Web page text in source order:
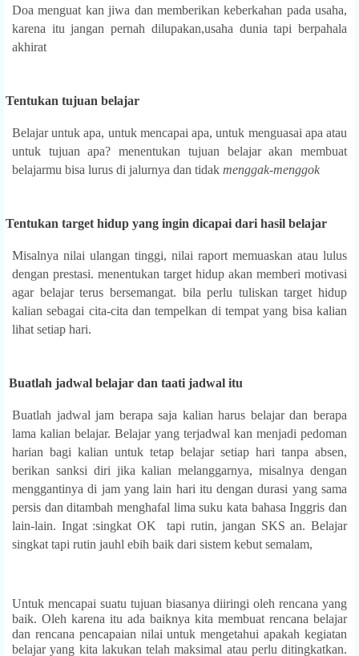
Doa menguat kan jiwa dan memberikan keberkahan pada usaha,
karena itu jangan pernah dilupakan,usaha dunia tapi berpahala
akhirat
Tentukan tujuan belajar
Belajar untuk apa, untuk mencapai apa, untuk menguasai apa atau
untuk tujuan apa? menentukan tujuan belajar akan membuat
belajarmu bisa lurus di jalurnya dan tidak menggak-menggok
Tentukan target hidup yang ingin dicapai dari hasil belajar
Misalnya nilai ulangan tinggi, nilai raport memuaskan atau lulus
dengan prestasi. menentukan target hidup akan memberi motivasi
agar belajar terus bersemangat. bila perlu tuliskan target hidup
kalian sebagai cita-cita dan tempelkan di tempat yang bisa kalian
lihat setiap hari.
Buatlah jadwal belajar dan taati jadwal itu
Buatlah jadwal jam berapa saja kalian harus belajar dan berapa
lama kalian belajar. Belajar yang terjadwal kan menjadi pedoman
harian bagi kalian untuk tetap belajar setiap hari tanpa absen,
berikan sanksi diri jika kalian melanggarnya, misalnya dengan
menggantinya di jam yang lain hari itu dengan durasi yang sama
persis dan ditambah menghafal lima suku kata bahasa Inggris dan
lain-lain. Ingat :singkat OK tapi rutin, jangan SKS an. Belajar
singkat tapi rutin jauhl ebih baik dari sistem kebut semalam,
Untuk mencapai suatu tujuan biasanya diiringi oleh rencana yang
baik. Oleh karena itu ada baiknya kita membuat rencana belajar
dan rencana pencapaian nilai untuk mengetahui apakah kegiatan
belajar yang kita lakukan telah maksimal atau perlu ditingkatkan.